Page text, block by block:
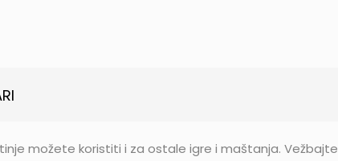
možete koristiti i za ostale igre i maštanja. Vežbajte